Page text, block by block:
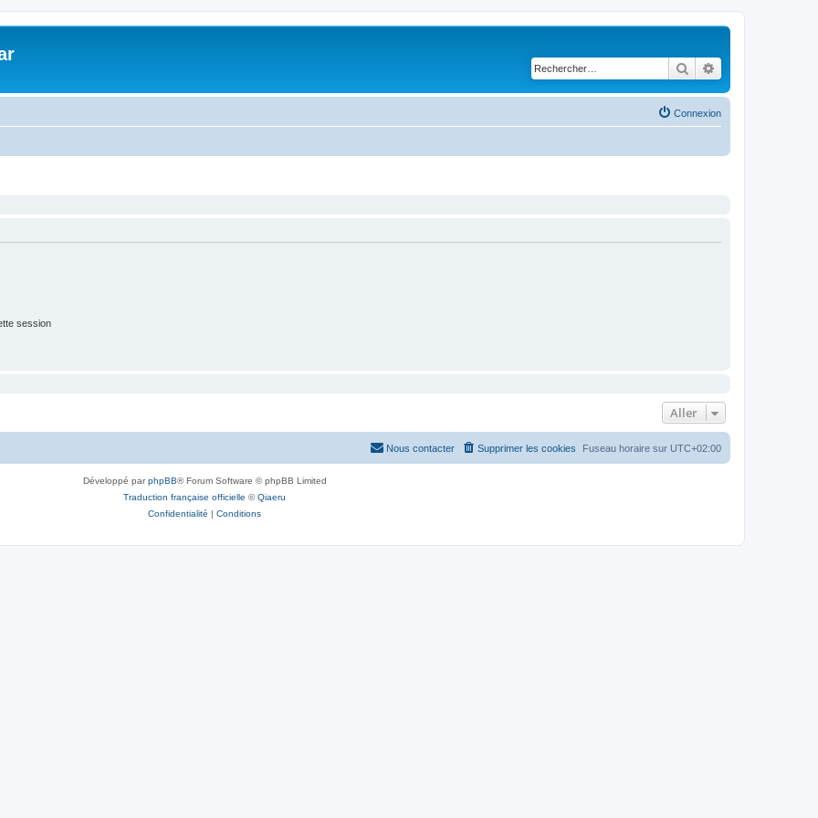
Rechercher
Connexion
session
Aller
Fuseau horaire sur UTC+02:00
Supprimer les cookies
Nous contacter
Développé parphpBB® Forum Software © phpBB Limited
Traduction française officielle ©Qiaeru
Confidentialité | Conditions